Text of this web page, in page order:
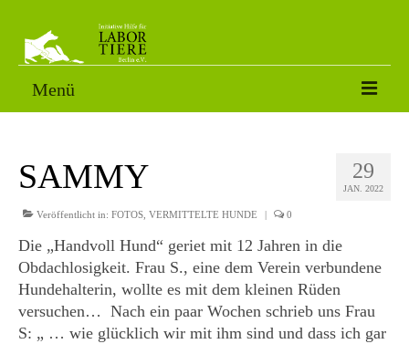
Menü
SORGENFÄLLE
PATENSCHAFT
AKTUELLES
FOTOS
NACH DEM LABOR
29
JAN. 2022
SAMMY
Veröffentlicht in: FOTOS VERMITTELTE HUNDE | 0
Die „Handvoll Hund“ geriet mit 12 Jahren in die
Obdachlosigkeit. Frau S., eine dem Verein verbundene
Hundehalterin, wollte es mit dem kleinen Rüden
versuchen… Nach ein paar Wochen schrieb uns Frau
S: „ … wie glücklich wir mit ihm sind und dass ich gar